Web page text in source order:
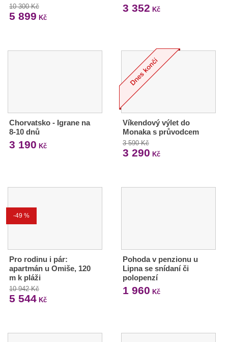
10 300 Kč
5 899 Kč
3 352 Kč
Chorvatsko - Igrane na
8-10 dnů
3 190 Kč
Víkendový výlet do
Monaka s průvodcem
3 590 Kč
3 290 Kč
-49 %
Pro rodinu i pár:
apartmán u Omiše, 120
m k pláži
10 942 Kč
5 544 Kč
Pohoda v penzionu u
Lipna se snídaní či
polopenzí
1 960 Kč